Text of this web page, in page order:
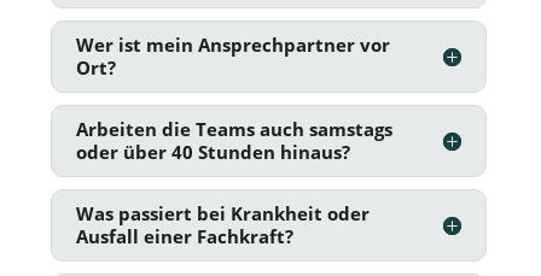
Wer ist mein Ansprechpartner vor
Ort?
Arbeiten die Teams auch samstags
oder über 40 Stunden hinaus?
Was passiert bei Krankheit oder
Ausfall einer Fachkraft?